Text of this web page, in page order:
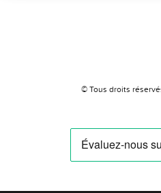
© Tous droits